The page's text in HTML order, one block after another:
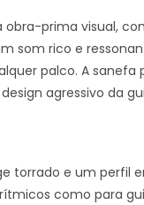
obra-prima visual,
som rico e
palco. A
agressivo da
torrado e um perfil
como para